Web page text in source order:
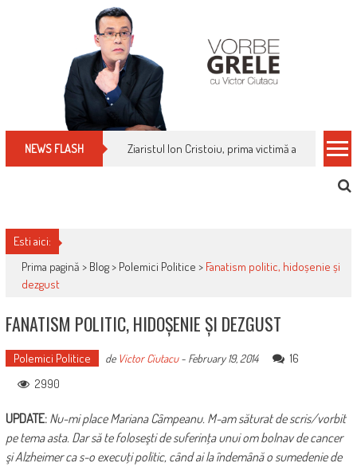
NEWS FLASH Ziaristul Ion Cristoiu, prima victimă a noi
Esti aici:
Prima pagină > Blog> Polemici Politice > Fanatism politic, hidoșenie și
dezgust
FANATISM POLITIC, HIDOȘENIE ȘI DEZGUST
Polemici Politice de Victor Ciutacu- February 19, 2014
16
2990
UPDATE: Nu-mi place Mariana Câmpeanu. M-am săturat de scris/vorbit
pe tema asta. Dar să te foloseşti de suferinţa unui om bolnav de cancer
şi Alzheimer ca s-o execuţi politic, când ai la îndemână o sumedenie de